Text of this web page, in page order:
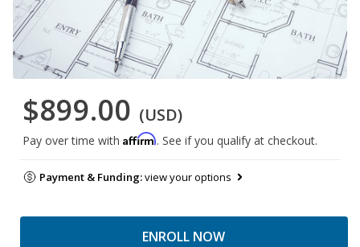
$899.00 (USD)
Pay over time with Affirm. See if you qualify at checkout.
Payment & Funding:view your options
ENROLL NOW